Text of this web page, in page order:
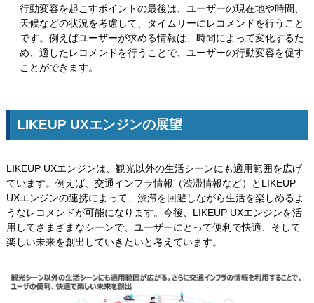
行動変容を起こすポイントの最後は、ユーザーの現在地や時間、
天候などの状況を考慮して、タイムリーにレコメンドを行うこと
です。例えばユーザーが求める情報は、時間によって変化するた
め、適したレコメンドを行うことで、ユーザーの行動変容を促す
ことができます。
LIKEUP UXエンジンの展望
LIKEUP UXエンジンは、観光以外の生活シーンにも適用範囲を広げ
ています。例えば、交通インフラ情報（渋滞情報など）とLIKEUP
UXエンジンの連携によって、渋滞を回避しながら生活を楽しめるよ
うなレコメンドが可能になります。今後、LIKEUP UXエンジンを活
用してさまざまなシーンで、ユーザーにとって便利で快適、そして
楽しい未来を創出していきたいと考えています。